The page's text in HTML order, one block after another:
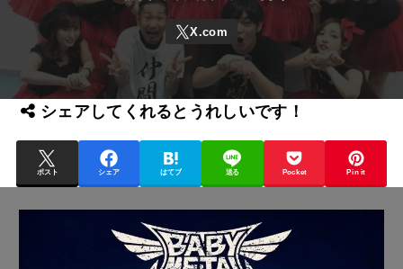
シェアしてくれるとうれしいです！
ポスト シェア はてブ 送る Pocket Pin it